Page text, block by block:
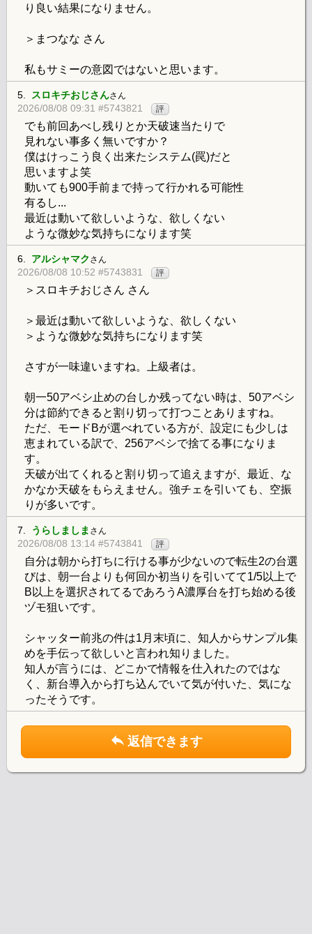
り良い結果になりません。
＞まつなな さん
私もサミーの意図ではないと思います。
5. スロキチおじさんさん
2026/08/08 09:31 #5743821 評
でも前回あべし残りとか天破速当たりで
見れない事多く無いですか？
僕はけっこう良く出来たシステム(罠)だと
思いますよ笑
動いても900手前まで持って行かれる可能性
有るし...
最近は動いて欲しいような、欲しくない
ような微妙な気持ちになります笑
6. アルシャマク さん
2026/08/08 10:52 #5743831 評
＞スロキチおじさん さん
＞最近は動いて欲しいような、欲しくない
＞ような微妙な気持ちになります笑
さすが一味違いますね。上級者は。
朝一50アベシ止めの台しか残ってない時は、50アベシ
分は節約できると割り切って打つことありますね。
ただ、モードBが選べれている方が、設定にも少しは
恵まれている訳で、256アベシで捨てる事になりま
す。
天破が出てくれると割り切って追えますが、最近、な
かなか天破をもらえません。強チェを引いても、空振
りが多いです。
7. うらしましま さん
2026/08/08 13:14 #5743841 評
自分は朝から打ちに行ける事が少ないので転生2の台選
びは、朝一台よりも何回か初当りを引いてて1/5以上で
B以上を選択されてるであろうA濃厚台を打ち始める後
ヅモ狙いです。
シャッター前兆の件は1月末頃に、知人からサンプル集
めを手伝って欲しいと言われ知りました。
知人が言うには、どこかで情報を仕入れたのではな
く、新台導入から打ち込んでいて気が付いた、気にな
ったそうです。
返信できます